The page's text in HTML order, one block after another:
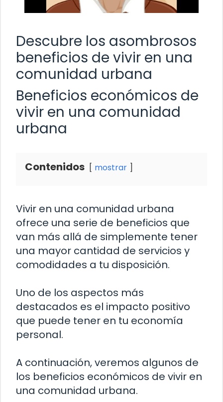
Descubre los asombrosos
beneficios de vivir en una
comunidad urbana
Beneficios económicos de
vivir en una comunidad
urbana
Contenidos mostrar
Vivir en una comunidad urbana
ofrece una serie de beneficios que
van más allá de simplemente tener
una mayor cantidad de servicios y
comodidades a tu disposición.
Uno de los aspectos más
destacados es el impacto positivo
que puede tener en tu economía
personal.
A continuación, veremos algunos de
los beneficios económicos de vivir en
una comunidad urbana.